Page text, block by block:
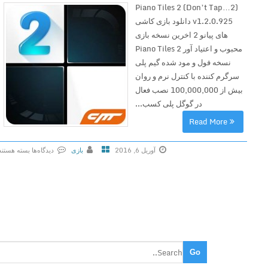
Piano Tiles 2 (Don’t Tap…2)
v1.2.0.925 دانلود بازی کاشی
های پیانو 2 اخرین نسخه بازی
محبوب و اعتیاد آور Piano Tiles 2
نسخه فول و مود شده گیم پلی
سرگرم کننده با کنترل نرم و روان
بیش از 100,000,000 نصب فعال
در گوگل پلی کسب...
Read More
آوریل 6, 2016 بازی
دیدگاه‌ها
n
بسته هستند